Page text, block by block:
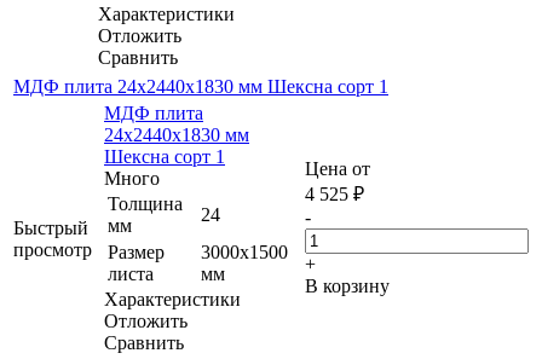
Характеристики
Отложить
Сравнить
МДФ плита 24х2440х1830 мм Шексна сорт 1
Быстрый
просмотр
МДФ плита
24х2440х1830 мм
Шексна сорт 1
Много
Толщина
мм
24
Размер
листа
3000х1500
мм
Характеристики
Отложить
Сравнить
Цена от
4 525 ₽
-
+
В корзину